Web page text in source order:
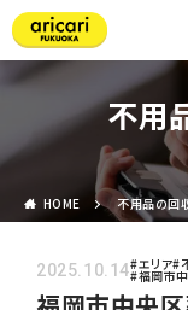
不用
HOME 不用品の回
2025.10.14#エリア#
#福岡市